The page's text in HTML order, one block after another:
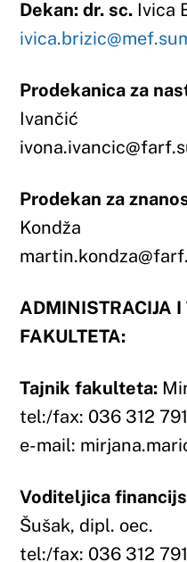
ADMINISTRACIJA I
Tajnik fakulteta:
Mirjana
tel:/fax: 036 312 791
e-mail:
Voditeljica financijske
tel:/fax: 036 312 791
e-mail:
Voditelj studentske
e-mail:
Voditeljica ureda za
suradnju:Josipa Grubišić,
e-mail:
Voditelj laboratorija:Igor
biol. et chem.
tel:/fax: 036 312 791